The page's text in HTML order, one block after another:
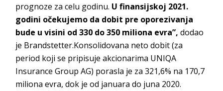
prognoze za celu godinu. U finansijskoj 2021.
godini očekujemo da dobit pre oporezivanja
bude u visini od 330 do 350 miliona evra”,dodao
je Brandstetter.Konsolidovana neto dobit (za
period koji se pripisuje akcionarima UNIQA
Insurance Group AG) porasla je za 321,6% na 170,7
miliona evra, dok je od januara do juna 2020.